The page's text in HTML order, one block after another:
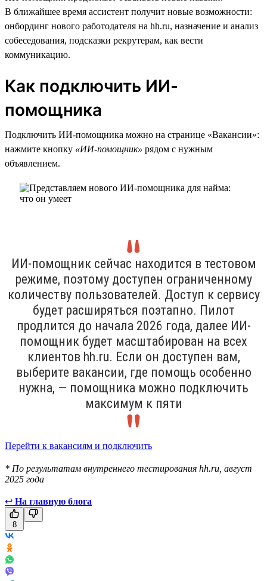
В ближайшее время ассистент получит новые возможности:
онбординг нового работодателя на hh.ru, назначение и анализ
собеседования, подсказки рекрутерам, как вести
коммуникацию.
Как подключить ИИ-
помощника
Подключить ИИ-помощника можно на странице «Вакансии»:
нажмите кнопку «ИИ-помощник» рядом с нужным
объявлением.
ИИ-помощник сейчас находится в тестовом
режиме, поэтому доступен ограниченному
количеству пользователей. Доступ к сервису
будет расширяться поэтапно. Пилот
продлится до начала 2026 года, далее ИИ-
помощник будет масштабирован на всех
клиентов hh.ru. Если он доступен вам,
выберите вакансии, где помощь особенно
нужна, — помощника можно подключить
максимум к пяти
Перейти к вакансиям и подключить
* По результатам внутреннего тестирования hh.ru, август
2025 года
↩ На главную блога
8